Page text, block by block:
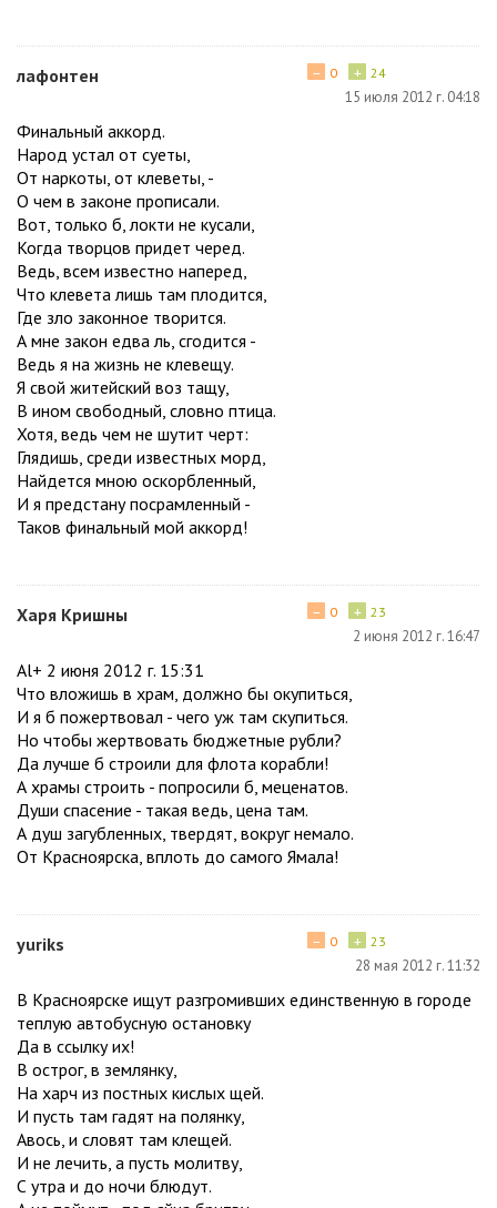
лафонтен + 24
− 0
15 июля 2012 г. 04:18
Финальный аккорд.
Народ устал от суеты,
От наркоты, от клеветы, -
О чем в законе прописали.
Вот, только б, локти не кусали,
Когда творцов придет черед.
Ведь, всем известно наперед,
Что клевета лишь там плодится,
Где зло законное творится.
А мне закон едва ль, сгодится -
Ведь я на жизнь не клевещу.
Я свой житейский воз тащу,
В ином свободный, словно птица.
Хотя, ведь чем не шутит черт:
Глядишь, среди известных морд,
Найдется мною оскорбленный,
И я предстану посрамленный -
Таков финальный мой аккорд!
Харя Кришны + 23
− 0
2 июня 2012 г. 16:47
Al+ 2 июня 2012 г. 15:31
Что вложишь в храм, должно бы окупиться,
И я б пожертвовал - чего уж там скупиться.
Но чтобы жертвовать бюджетные рубли?
Да лучше б строили для флота корабли!
А храмы строить - попросили б, меценатов.
Души спасение - такая ведь, цена там.
А душ загубленных, твердят, вокруг немало.
От Красноярска, вплоть до самого Ямала!
yuriks + 23
− 0
28 мая 2012 г. 11:32
В Красноярске ищут разгромивших единственную в городе
теплую автобусную остановку
Да в ссылку их!
В острог, в землянку,
На харч из постных кислых щей.
И пусть там гадят на полянку,
Авось, и словят там клещей.
И не лечить, а пусть молитву,
С утра и до ночи блюдут.